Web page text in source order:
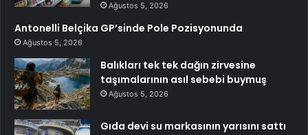
Ağustos 5, 2026
Antonelli Belçika GP’sinde Pole Pozisyonunda
Ağustos 5, 2026
Balıkları tek tek dağın zirvesine
taşımalarının asıl sebebi buymuş
Ağustos 5, 2026
Gıda devi su markasının yarısını sattı